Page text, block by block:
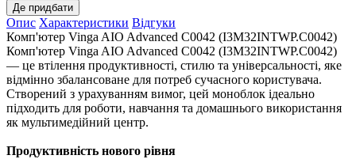
Де придбати
Опис Характеристики Відгуки
Комп'ютер Vinga AIO Advanced C0042 (I3M32INTWP.C0042)
Комп'ютер Vinga AIO Advanced C0042 (I3M32INTWP.C0042)
— це втілення продуктивності, стилю та універсальності, яке
відмінно збалансоване для потреб сучасного користувача.
Створений з урахуванням вимог, цей моноблок ідеально
підходить для роботи, навчання та домашнього використання
як мультимедійний центр.
Продуктивність нового рівня